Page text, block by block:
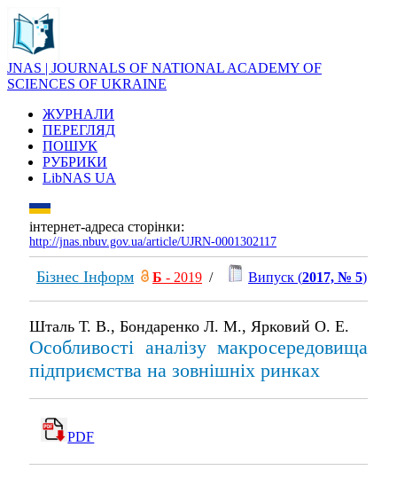
JNAS | JOURNALS OF NATIONAL ACADEMY OF
SCIENCES OF UKRAINE
ЖУРНАЛИ
ПЕРЕГЛЯД
ПОШУК
РУБРИКИ
LibNAS UA
інтернет-адреса сторінки:
http://jnas.nbuv.gov.ua/article/UJRN-0001302117
Бізнес Інформ Б - 2019 / Випуск (2017, № 5)
Шталь Т. В., Бондаренко Л. М., Ярковий О. Е.
Особливості аналізу макросередовища
підприємства на зовнішніх ринках
PDF